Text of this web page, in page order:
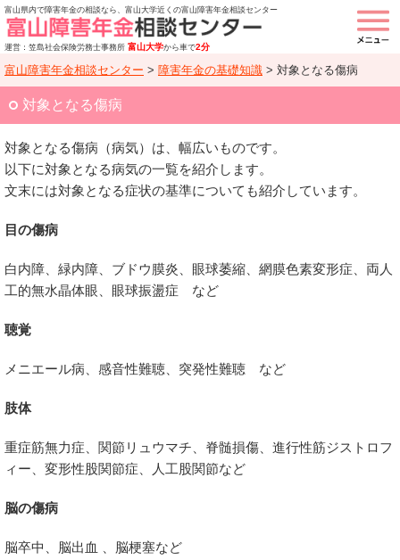
富山県内で障害年金の相談なら、富山大学近くの富山障害年金相談センター
運営：笠島社会保険労務士事務所 富山大学から車で2分
富山障害年金相談センター > 障害年金の基礎知識 > 対象となる傷病
対象となる傷病
対象となる傷病（病気）は、幅広いものです。
以下に対象となる病気の一覧を紹介します。
文末には対象となる症状の基準についても紹介しています。
目の傷病
白内障、緑内障、ブドウ膜炎、眼球萎縮、網膜色素変形症、両人
工的無水晶体眼、眼球振盪症 など
聴覚
メニエール病、感音性難聴、突発性難聴 など
肢体
重症筋無力症、関節リュウマチ、脊髄損傷、進行性筋ジストロフ
ィー、変形性股関節症、人工股関節など
脳の傷病
脳卒中、脳出血 、脳梗塞など